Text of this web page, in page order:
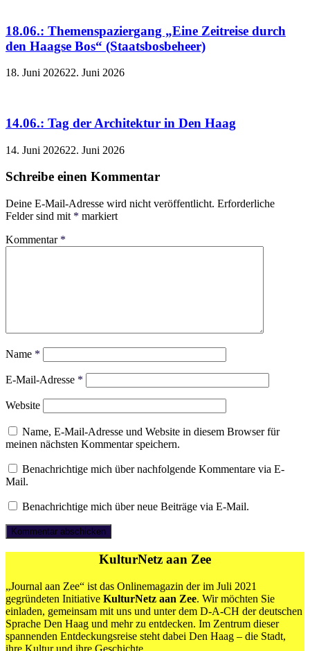
18.06.: Themenspaziergang „Eine Zeitreise durch
den Haagse Bos“ (Staatsbosbeheer)
18. Juni 202622. Juni 2026
14.06.: Tag der Architektur in Den Haag
14. Juni 202622. Juni 2026
Schreibe einen Kommentar
Deine E-Mail-Adresse wird nicht veröffentlicht. Erforderliche
Felder sind mit * markiert
Kommentar *
Name *
E-Mail-Adresse *
Website
Name, E-Mail-Adresse und Website in diesem Browser für
meinen nächsten Kommentar speichern.
Benachrichtige mich über nachfolgende Kommentare via E-
Mail.
Benachrichtige mich über neue Beiträge via E-Mail.
KulturNetz aan Zee
„Journal aan Zee“ ist das Onlinemagazin der im Juli 2021
gegründeten Initiative KulturNetz aan Zee. Wir möchten Sie
einladen, gemeinsam mit uns und unter dem D-A-CH der deutschen
Sprache Den Haag und mehr zu entdecken. Im Zentrum dieser
spannenden Entdeckungsreise steht dabei Den Haag – die Stadt,
ihre Kultur und ihre Geschichte.